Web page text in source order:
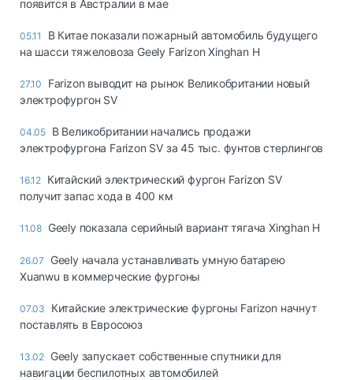
появится в Австралии в мае
05.11
В Китае показали пожарный автомобиль будущего
на шасси тяжеловоза Geely Farizon Xinghan H
27.10
Farizon выводит на рынок Великобритании новый
электрофургон SV
04.05 В Великобритании начались продажи
электрофургона Farizon SV за 45 тыс. фунтов стерлингов
16.12 Китайский электрический фургон Farizon SV
получит запас хода в 400 км
11.08 Geely показала серийный вариант тягача Xinghan H
26.07
Geely начала устанавливать умную батарею
Xuanwu в коммерческие фургоны
07.03
Китайские электрические фургоны Farizon начнут
поставлять в Евросоюз
13.02 Geely запускает собственные спутники для
навигации беспилотных автомобилей